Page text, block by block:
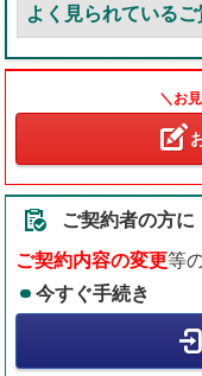
よく見られているご
＼お
ご契約者の方に
ご契約内容の変更等
今すぐ手続き